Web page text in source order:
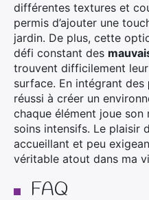
différentes textures et
permis d’ajouter une
jardin. De plus, cette
défi constant des
trouvent difficilement
surface. En intégrant des
réussi à créer un
chaque élément joue son
soins intensifs. Le plaisir
accueillant et peu
véritable atout dans ma
FAQ